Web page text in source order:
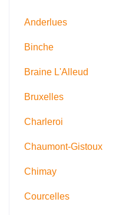
Anderlues
Binche
Braine L'Alleud
Bruxelles
Charleroi
Chaumont-Gistoux
Chimay
Courcelles